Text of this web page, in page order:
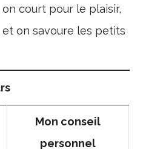
court pour le plaisir,
on savoure les petits
Mon conseil
personnel